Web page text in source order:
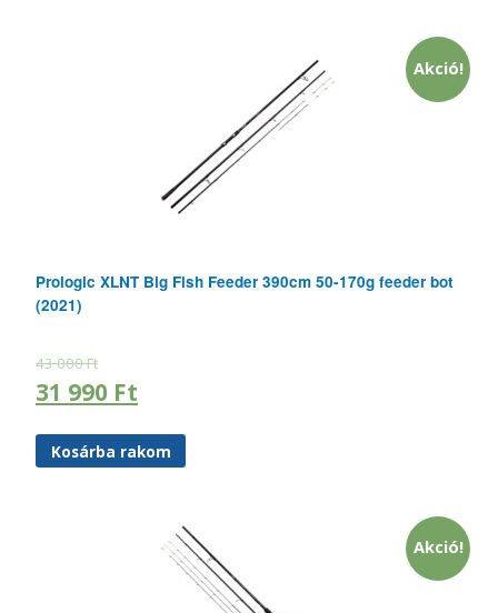
Akció!
Prologic XLNT Big Fish Feeder 390cm 50-170g feeder bot
(2021)
43 000Ft
31 990 Ft
Kosárba rakom
Akció!